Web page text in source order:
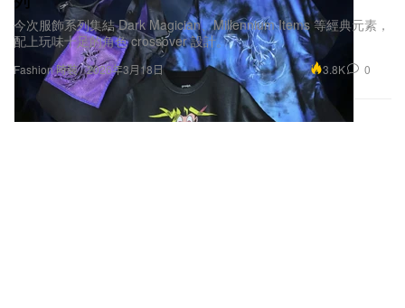
Fashion 時裝
今次服飾系列集結 Dark Magician、Millennium Items 等經典元素，
配上玩味十足的角色 crossover 設計。
2026年3月18日 3.8K 0